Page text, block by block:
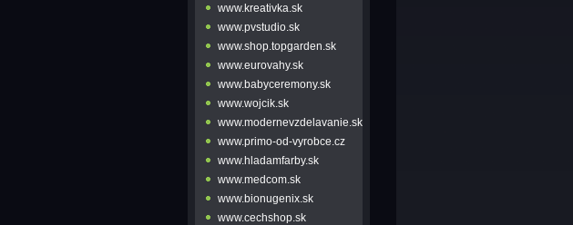
www.kreativka.sk
www.pvstudio.sk
www.shop.topgarden.sk
www.eurovahy.sk
www.babyceremony.sk
www.wojcik.sk
www.modernevzdelavanie.sk
www.primo-od-vyrobce.cz
www.hladamfarby.sk
www.medcom.sk
www.bionugenix.sk
www.cechshop.sk